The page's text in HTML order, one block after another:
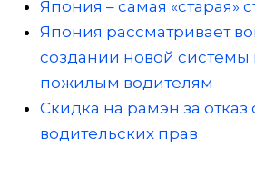
Япония – самая «старая»
Япония рассматривает
создании новой системы
пожилым водителям
Скидка на рамэн за отказ
водительских прав